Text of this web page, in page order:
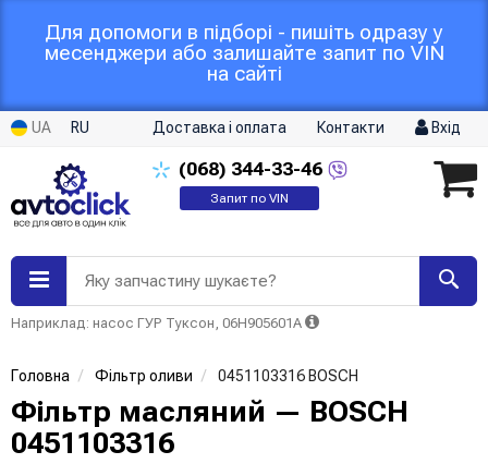
Для допомоги в підборі - пишіть одразу у
месенджери або залишайте запит по VIN
на сайті
UA RU Доставка і оплата Контакти Вхід
(068) 344-33-46
Запит по VIN
Яку запчастину шукаєте?
Наприклад: насос ГУР Туксон, 06H905601A
Головна Фільтр оливи 0451103316 BOSCH
Фільтр масляний — BOSCH
0451103316